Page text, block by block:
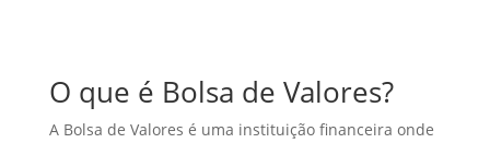
O que é Bolsa de Valores?
A Bolsa de Valores é uma instituição financeira onde